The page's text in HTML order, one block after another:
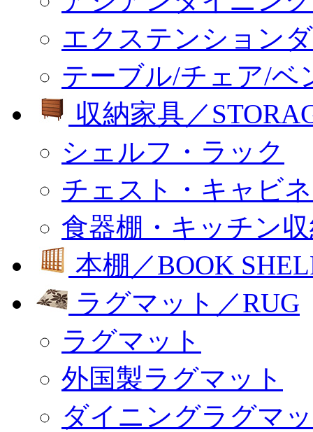
エクステンション
テーブル/チェア/ベ
収納家具／
シェルフ・ラック
チェスト・キャビ
食器棚・キッチン
本棚／BOOK
ラグマット／RUG
ラグマット
外国製ラグマット
ダイニングラグマ